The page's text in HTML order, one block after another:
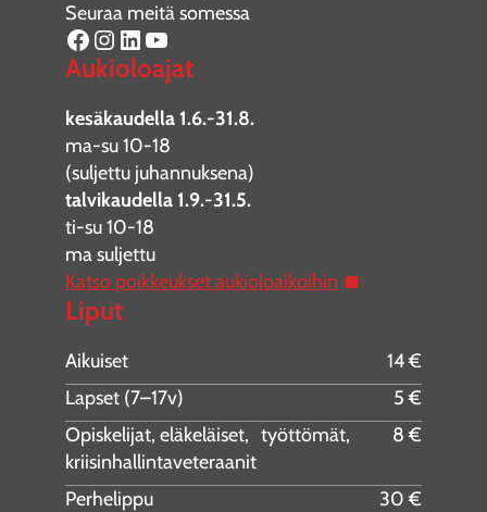
Seuraa meitä somessa
Facebook Instagram LinkedIn YouTube
Aukioloajat
kesäkaudella 1.6.-31.8.
ma-su 10-18
(suljettu juhannuksena)
talvikaudella 1.9.-31.5.
ti-su 10-18
ma suljettu
Katso poikkeukset aukioloaikoihin
Liput
Aikuiset
14 €
Lapset (7–17v)
5 €
Opiskelijat, eläkeläiset, työttömät,
kriisinhallintaveteraanit
8 €
Perhelippu 30 €